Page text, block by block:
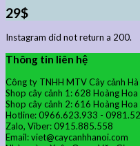
29$
Instagram did not return a 200.
Thông tin liên hệ
Công ty TNHH MTV Cây cảnh
Shop cây cảnh 1: 628 Hoàng
Shop cây cảnh 2: 616 Hoàng
Hotline: 0966.623.933 -
Zalo, Viber: 0915.885.558
Email: viet@caycanhhanoi.com